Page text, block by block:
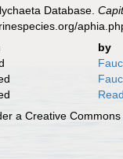
Database.
by
a Creative Commons